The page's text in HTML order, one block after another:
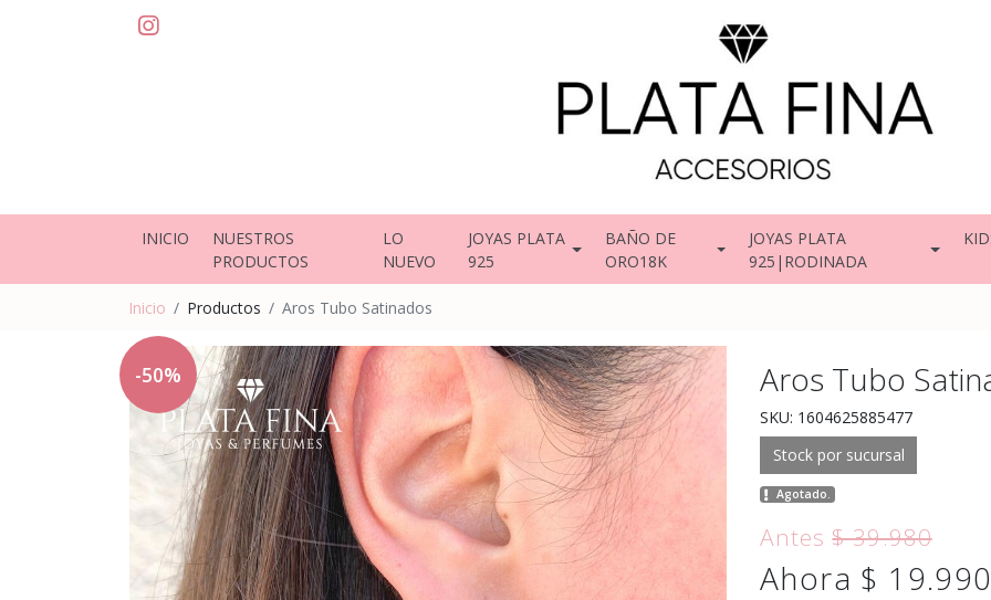
INICIO
NUESTROS
PRODUCTOS
LO
NUEVO
JOYAS PLATA
925
BAÑO DE
ORO18K
JOYAS PLATA
925|RODINADA
Inicio Productos Aros Tubo Satinados
-50% Aros Tubo
SKU: 1604625885477
Stock por sucursal
Agotado.
Antes$ 39.980
Ahora $ 19.990